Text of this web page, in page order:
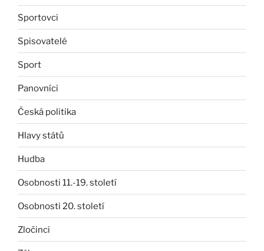
Sportovci
Spisovatelé
Sport
Panovníci
Česká politika
Hlavy států
Hudba
Osobnosti 11.-19. století
Osobnosti 20. století
Zločinci